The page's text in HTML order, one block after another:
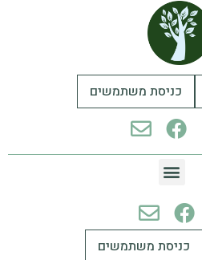
כניסת משתמשים
כניסת משתמשים